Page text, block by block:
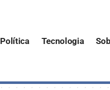
Política Tecnologia